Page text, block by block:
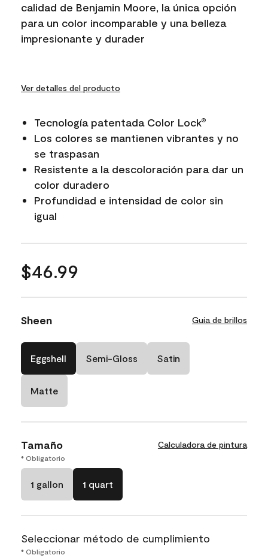
calidad de Benjamin Moore, la única opción
para un color incomparable y una belleza
impresionante y durader
Ver detalles del producto
Tecnología patentada Color Lock®
Los colores se mantienen vibrantes y no
se traspasan
Resistente a la descoloración para dar un
color duradero
Profundidad e intensidad de color sin
igual
$46.99
Sheen Guía de brillos
Eggshell Semi-Gloss Satin
Matte
Tamaño Calculadora de pintura
* Obligatorio
1 gallon 1 quart
Seleccionar método de cumplimiento
* Obligatorio